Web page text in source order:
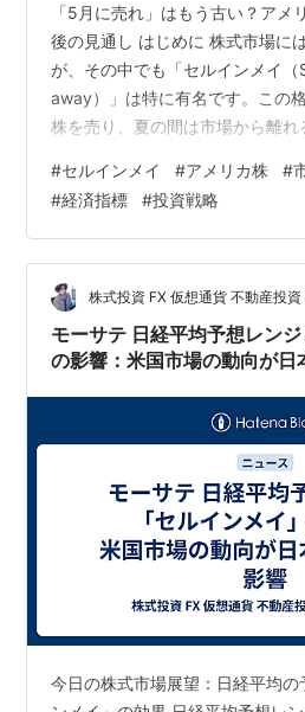
「5月に売れ」はもう古い？アメ
後の見通し はじめに 株式市場に
が、その中でも「セルインメイ
away）」は特に有名です。この
株を売り、夏の間は市場から離れ
メントの堀古英司氏によると、こ
況に必ずしも当てはまらないかも
は、堀古氏の見解とともに、ア
今後の見通しについて詳しく解
の由来と現状 セルインメイの由
株式市場の季節的…
#セルインメイ #アメリカ株 #
#経済指標 #投資戦略
株式投資 FX 仮想通貨 不動産投資
モーサテ 日経平均予想レンジ
の影響：米国市場の動向が日
今日の株式市場展望：日経平均の